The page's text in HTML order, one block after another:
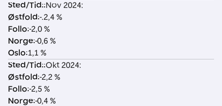
S
t
e
d
/
T
i
d
:
Ø
st
f
o
l
d
F
o
ll
o
N
o
r
g
e
O
sl
o
Sted/Tid::Nov 2024:
Østfold:-.2,4 %
Follo:-2,0 %
Norge:-0,6 %
Oslo:1,1 %
Sted/Tid::Okt 2024:
Østfold:-2,2 %
Follo:-2,5 %
Norge:-0,4 %